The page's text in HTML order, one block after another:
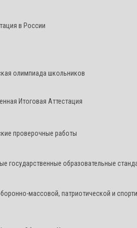
в России
олимпиада школьников
Итоговая Аттестация
проверочные работы
государственные образовательные
массовой, патриотической и